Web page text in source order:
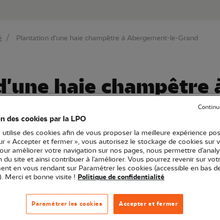
Aller à la
Plantation d'une haie champêtre à Abergement-le-Grand
haie champêtre
le-Grand
Franche-Comté Arbres et haies Chantier nature
avec la commune d'Abergement-le-Grand et
des cookies par la LPO
utilise des cookies afin de vous proposer la meilleure expérience
« Accepter et fermer », vous autorisez le stockage de cookies sur
améliorer votre navigation sur nos pages, nous permettre
du site et ainsi contribuer à l’améliorer. Vous pourrez revenir sur
en vous rendant sur Paramétrer les cookies (accessible en bas
Merci et bonne visite ! Politique de confidentialité
Accepter et fermer
Paramétrer les cookies